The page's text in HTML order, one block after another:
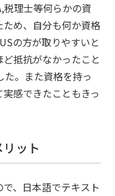
税理士等何らかの資
め、自分も何か資格
の方が取りやすいと
抵抗がなかったこと
た。また資格を持っ
感できたこともきっ
ット
、日本語でテキスト